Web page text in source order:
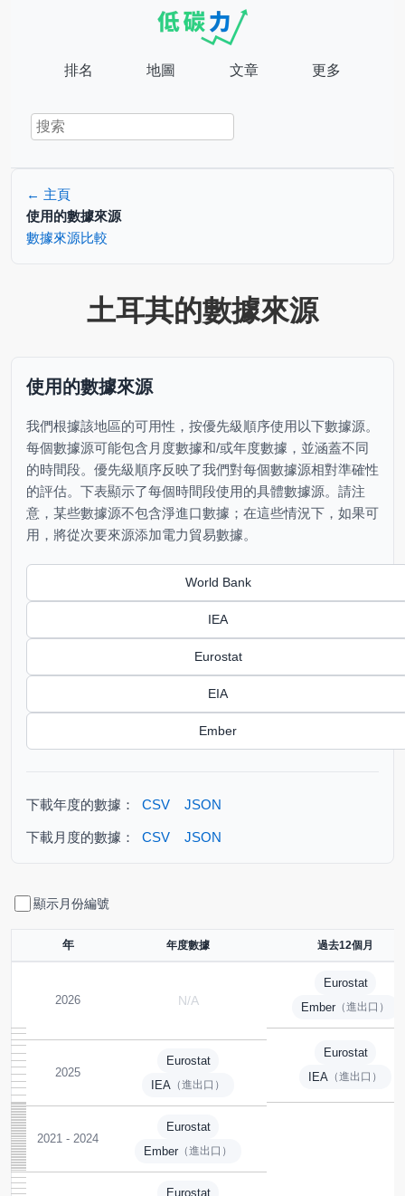
排名 地圖 文章 更多
← 主頁
使用的數據來源
數據來源比較
土耳其的數據來源
使用的數據來源
我們根據該地區的可用性，按優先級順序使用以下數據源。
每個數據源可能包含月度數據和/或年度數據，並涵蓋不同
的時間段。優先級順序反映了我們對每個數據源相對準確性
的評估。下表顯示了每個時間段使用的具體數據源。請注
意，某些數據源不包含淨進口數據；在這些情況下，如果可
用，將從次要來源添加電力貿易數據。
World Bank
IEA
Eurostat
EIA
Ember
下載年度的數據： CSV JSON
下載月度的數據： CSV JSON
顯示月份編號
年 年度數據 過去12個月
2026 N/A
Eurostat
Ember （進出口）
Eurostat
IEA （進出口）
2025
Eurostat
IEA （進出口）
2021 - 2024
Eurostat
Ember （進出口）
Eurostat